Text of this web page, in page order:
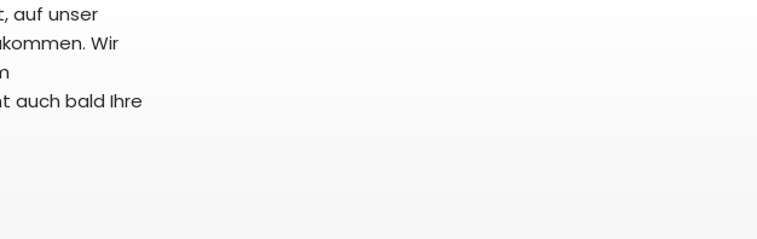
auf unser
Wir
auch bald Ihre